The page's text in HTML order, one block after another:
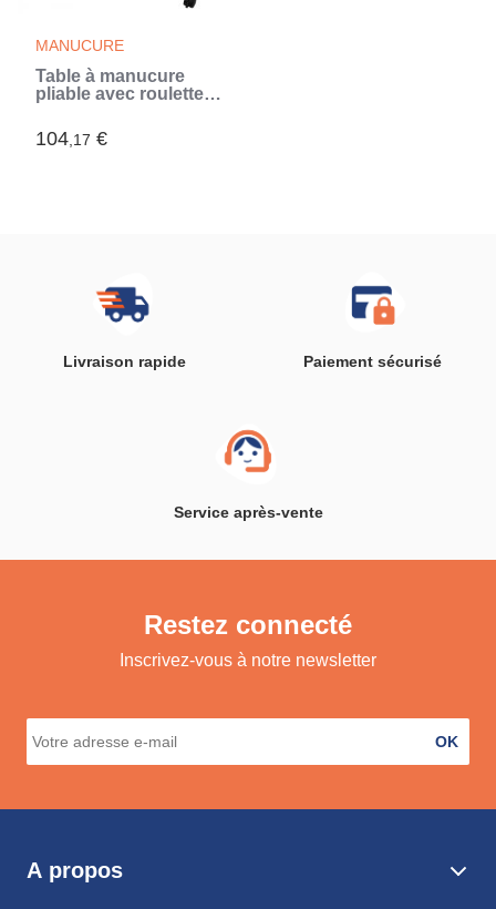
MANUCURE
Table à manucure
pliable avec roulettes
104,17 €
Livraison rapide Paiement sécurisé
Service après-vente
Restez connecté
Inscrivez-vous à notre newsletter
OK
A propos